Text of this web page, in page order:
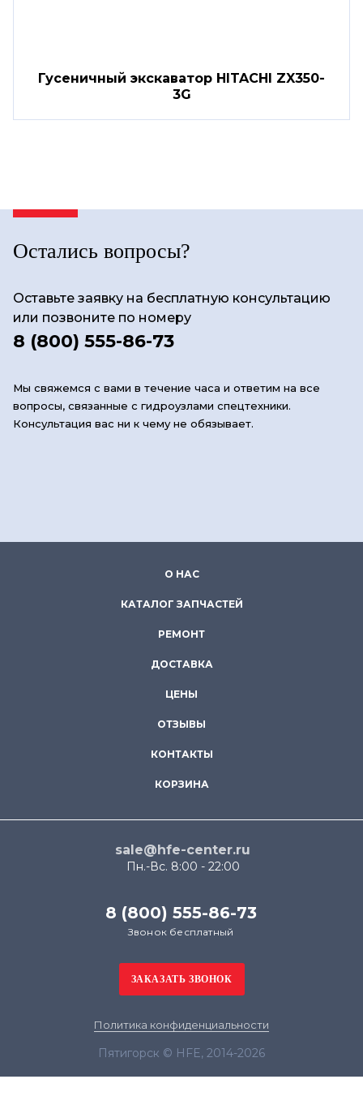
Гусеничный экскаватор HITACHI ZX350-
3G
Остались вопросы?
Оставьте заявку на бесплатную консультацию
или позвоните по номеру
8 (800) 555-86-73
Мы свяжемся с вами в течение часа и ответим на все
вопросы, связанные с гидроузлами спецтехники.
Консультация вас ни к чему не обязывает.
О НАС
КАТАЛОГ ЗАПЧАСТЕЙ
РЕМОНТ
ДОСТАВКА
ЦЕНЫ
ОТЗЫВЫ
КОНТАКТЫ
КОРЗИНА
sale@hfe-center.ru
Пн.-Вс. 8:00 - 22:00
8 (800) 555-86-73
Звонок бесплатный
Политика конфиденциальности
Пятигорск © HFE, 2014-2026